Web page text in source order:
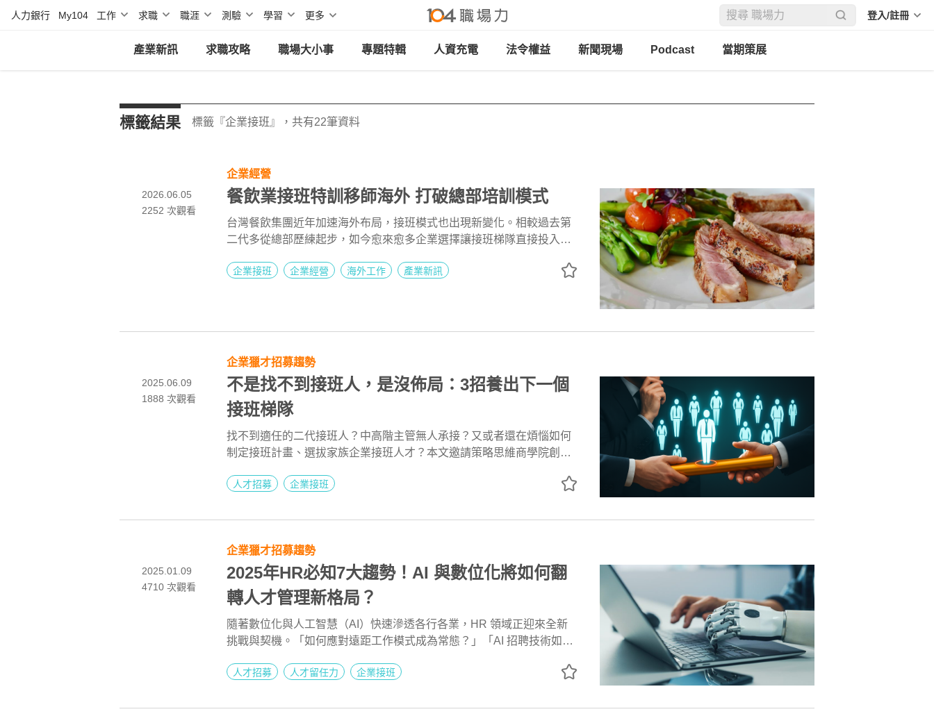
人力銀行 My104 工作 求職 職涯 測驗 學習 更多 登入/註冊
產業新訊 求職攻略 職場大小事 專題特輯 人資充電 法令權益 新聞現場 Podcast 當期策展
標籤結果 標籤『企業接班』，共有22筆資料
2026.06.05
2252 次觀看
企業經營
餐飲業接班特訓移師海外 打破總部培訓模式
台灣餐飲集團近年加速海外布局，接班模式也出現新變化。相較過去第
二代多從總部歷練起步，如今愈來愈多企業選擇讓接班梯隊直接投入海
企業接班 企業經營 海外工作 產業新訊
2025.06.09
1888 次觀看
企業獵才招募趨勢
不是找不到接班人，是沒佈局：3招養出下一個
接班梯隊
找不到適任的二代接班人？中高階主管無人承接？又或者還在煩惱如何
制定接班計畫、選拔家族企業接班人才？本文邀請策略思維商學院創辦
度不能一體適用，並分享如何從內部培養接班梯隊，到如何透過獵頭公
是外部招募方法，都能在本文找到完整解方。
人才招募 企業接班
2025.01.09
4710 次觀看
企業獵才招募趨勢
2025年HR必知7大趨勢！AI 與數位化將如何翻
轉人才管理新格局？
隨著數位化與人工智慧（AI）快速滲透各行各業，HR 領域正迎來全新
挑戰與契機。「如何應對遠距工作模式成為常態？」「AI 招聘技術如何
僅牽動企業未來，更直接影響競爭力。從「HR 數位轉型」到「智慧型
出！
人才招募 人才留任力 企業接班